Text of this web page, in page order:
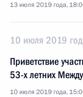
13 июля 2019 года,
10 июля 2019
Приветствие
53-х летних
10 июля 2019 года,